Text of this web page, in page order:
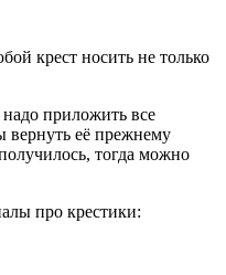
крест носить не только
приложить все
вернуть её прежнему
тогда можно
про крестики: